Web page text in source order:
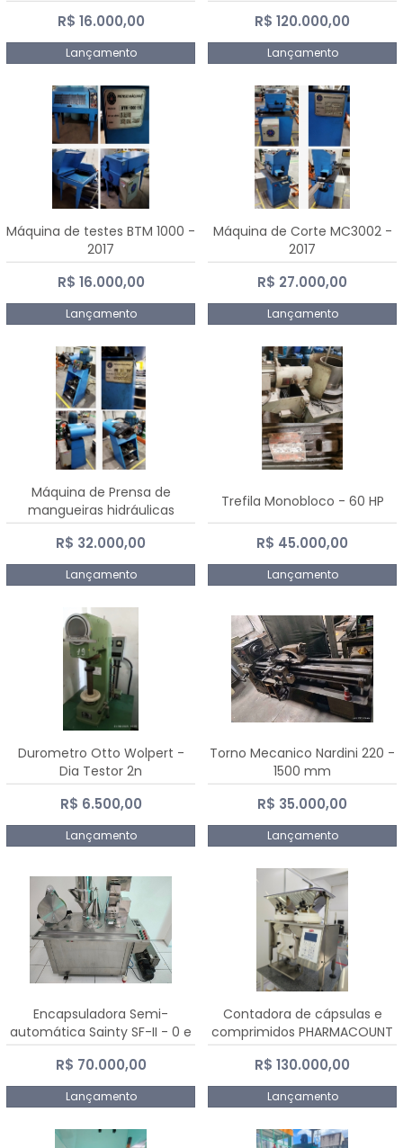
R$ 16.000,00
Lançamento
R$ 120.000,00
Lançamento
Máquina de testes BTM 1000 -
2017
R$ 16.000,00
Lançamento
Máquina de Corte MC3002 -
2017
R$ 27.000,00
Lançamento
Máquina de Prensa de
mangueiras hidráulicas
PE50TF - 2017
R$ 32.000,00
Lançamento
Trefila Monobloco - 60 HP
R$ 45.000,00
Lançamento
Durometro Otto Wolpert -
Dia Testor 2n
R$ 6.500,00
Lançamento
Torno Mecanico Nardini 220 -
1500 mm
R$ 35.000,00
Lançamento
Encapsuladora Semi-
automática Sainty SF-II - 0 e
00
R$ 70.000,00
Lançamento
Contadora de cápsulas e
comprimidos PHARMACOUNT
- 2-2R3
R$ 130.000,00
Lançamento